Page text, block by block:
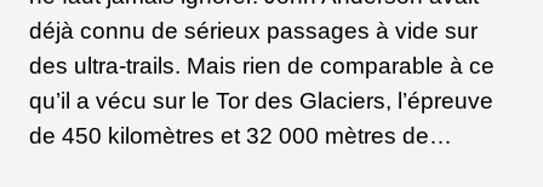
Est-ce qu’il t’a semblé alors possible de
réduire la marge de Courtney Dauwalter ?
Mon objectif n’a jamais été de la rattraper. Mais
quand on voit la marge entre elle et les autres
déjà connu de sérieux passages à vide sur
des ultra-trails. Mais rien de comparable à ce
qu’il a vécu sur le Tor des Glaciers, l’épreuve
de 450 kilomètres et 32 000 mètres de…